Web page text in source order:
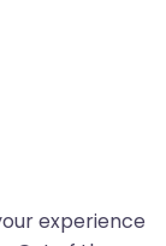
experience